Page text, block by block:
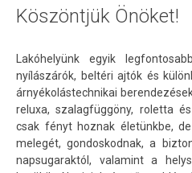
Köszöntjük Önöket!
Lakóhelyünk egyik
nyílászárók, beltéri ajtók és
árnyékolástechnikai
reluxa, szalagfüggöny, roletta
csak fényt hoznak életünkbe,
melegét, gondoskodnak, a
napsugaraktól, valamint a